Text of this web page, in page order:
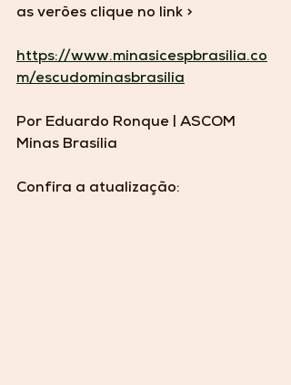
as verões clique no link >
https://www.minasicespbrasilia.co
m/escudominasbrasilia
Por Eduardo Ronque | ASCOM
Minas Brasília
Confira a atualização: